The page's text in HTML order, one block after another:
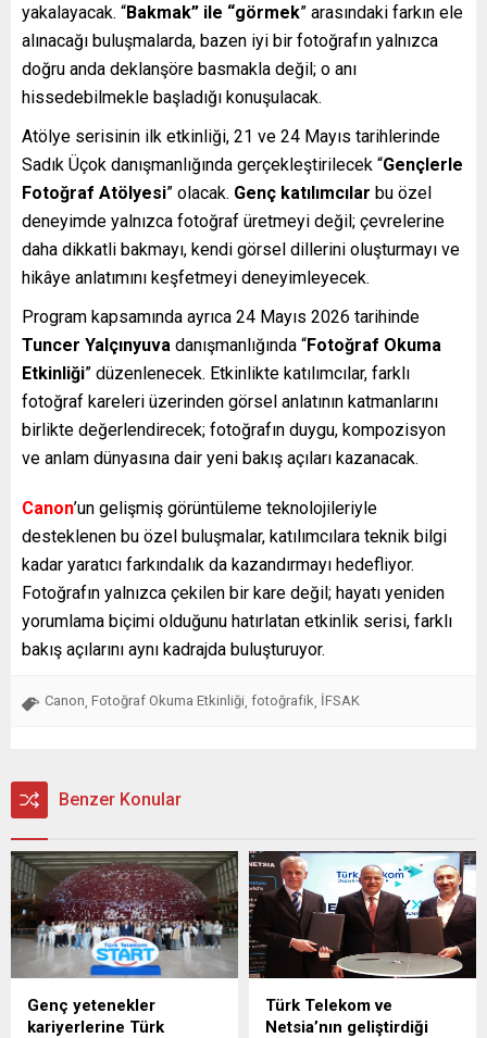
yakalayacak. “Bakmak” ile “görmek” arasındaki farkın ele
alınacağı buluşmalarda, bazen iyi bir fotoğrafın yalnızca
doğru anda deklanşöre basmakla değil; o anı
hissedebilmekle başladığı konuşulacak.
Atölye serisinin ilk etkinliği, 21 ve 24 Mayıs tarihlerinde
Sadık Üçok danışmanlığında gerçekleştirilecek “Gençlerle
Fotoğraf Atölyesi” olacak. Genç katılımcılar bu özel
deneyimde yalnızca fotoğraf üretmeyi değil; çevrelerine
daha dikkatli bakmayı, kendi görsel dillerini oluşturmayı ve
hikâye anlatımını keşfetmeyi deneyimleyecek.
Program kapsamında ayrıca 24 Mayıs 2026 tarihinde
Tuncer Yalçınyuva danışmanlığında “Fotoğraf Okuma
Etkinliği” düzenlenecek. Etkinlikte katılımcılar, farklı
fotoğraf kareleri üzerinden görsel anlatının katmanlarını
birlikte değerlendirecek; fotoğrafın duygu, kompozisyon
ve anlam dünyasına dair yeni bakış açıları kazanacak.
Canon’un gelişmiş görüntüleme teknolojileriyle
desteklenen bu özel buluşmalar, katılımcılara teknik bilgi
kadar yaratıcı farkındalık da kazandırmayı hedefliyor.
Fotoğrafın yalnızca çekilen bir kare değil; hayatı yeniden
yorumlama biçimi olduğunu hatırlatan etkinlik serisi, farklı
bakış açılarını aynı kadrajda buluşturuyor.
Canon Fotoğraf Okuma Etkinliği fotoğrafik İFSAK
Benzer Konular
Genç yetenekler
kariyerlerine Türk
Türk Telekom ve
Netsia’nın geliştirdiği